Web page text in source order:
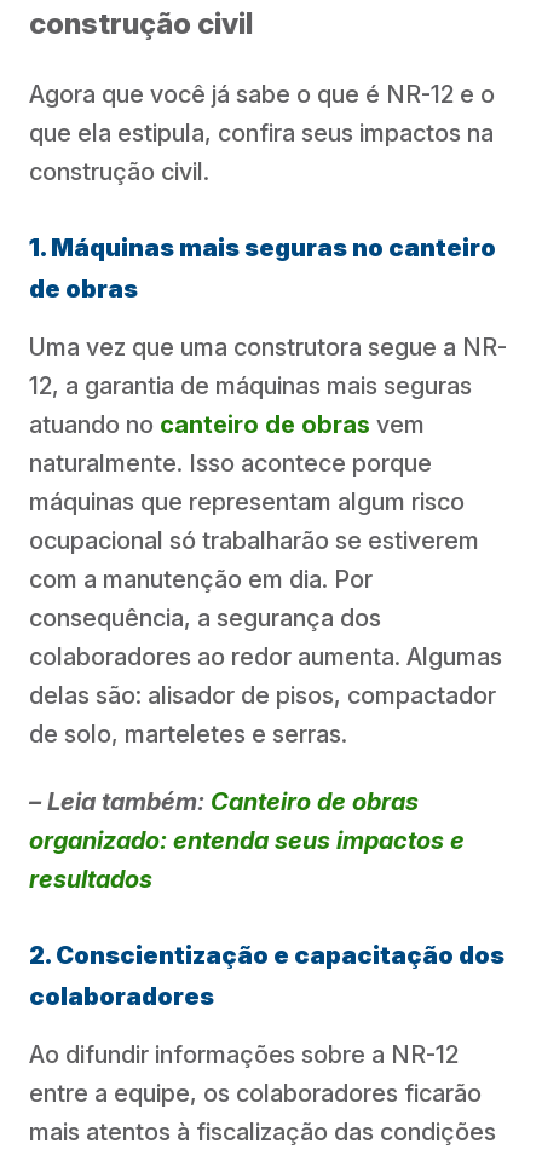
construção civil
Agora que você já sabe o que é NR-12 e o
que ela estipula, confira seus impactos na
construção civil.
1. Máquinas mais seguras no canteiro
de obras
Uma vez que uma construtora segue a NR-
12, a garantia de máquinas mais seguras
atuando no canteiro de obras vem
naturalmente. Isso acontece porque
máquinas que representam algum risco
ocupacional só trabalharão se estiverem
com a manutenção em dia. Por
consequência, a segurança dos
colaboradores ao redor aumenta. Algumas
delas são: alisador de pisos, compactador
de solo, marteletes e serras.
– Leia também: Canteiro de obras
organizado: entenda seus impactos e
resultados
2. Conscientização e capacitação dos
colaboradores
Ao difundir informações sobre a NR-12
entre a equipe, os colaboradores ficarão
mais atentos à fiscalização das condições